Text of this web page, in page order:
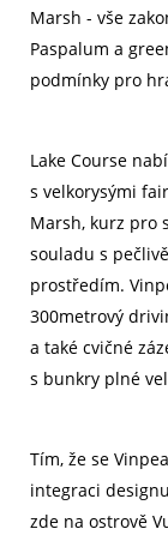
Marsh - vše
Paspalum a
podmínky pro
Lake Course
s velkorysými
Marsh, kurz pro
souladu s
prostředím.
300metrový
a také cvičné
s bunkry plné
Tím, že se
integraci
zde na ostrově